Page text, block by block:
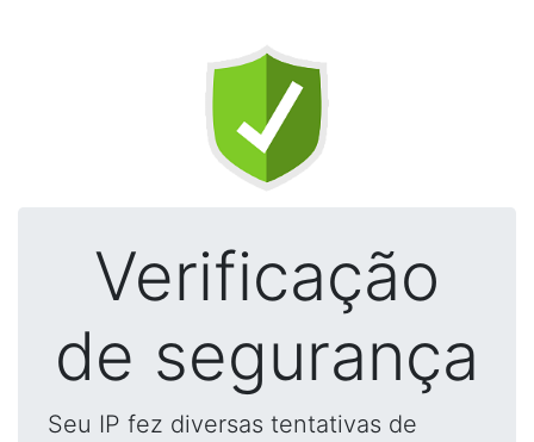
Verificação
de segurança
Seu IP fez diversas tentativas de